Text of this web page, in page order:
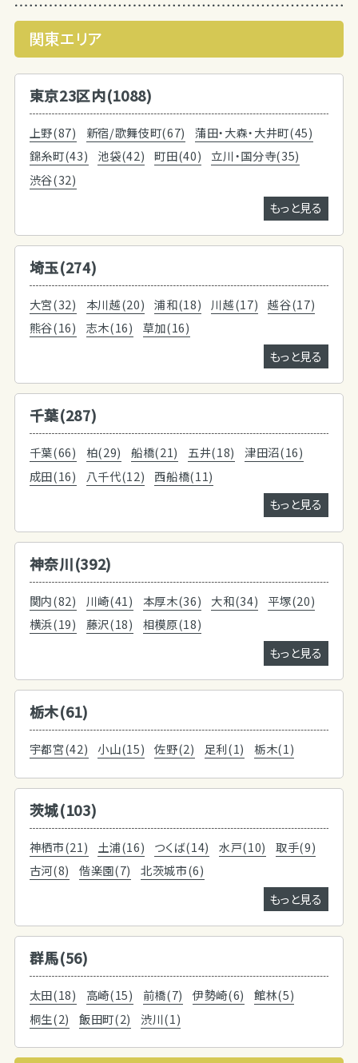
関東エリア
東京23区内(1088)
上野(87) 新宿/歌舞伎町(67)
蒲田・大森・大井町(45)
錦糸町(43)
池袋(42) 町田(40)
立川・国分寺(35)
渋谷(32)
もっと見る
埼玉(274)
大宮(32) 本川越(20) 浦和(18) 川越(17)
越谷(17)
熊谷(16)
志木(16)
草加(16)
もっと見る
千葉(287)
千葉(66) 柏(29) 船橋(21) 五井(18)
津田沼(16)
成田(16)
八千代(12)
西船橋(11)
もっと見る
神奈川(392)
関内(82) 川崎(41) 本厚木(36) 大和(34)
平塚(20)
横浜(19)
藤沢(18)
相模原(18)
もっと見る
栃木(61)
宇都宮(42) 小山(15) 佐野(2) 足利(1) 栃木(1)
茨城(103)
神栖市(21) 土浦(16) つくば(14) 水戸(10)
取手(9)
古河(8)
偕楽園(7)
北茨城市(6)
もっと見る
群馬(56)
太田(18) 高崎(15) 前橋(7) 伊勢崎(6)
館林(5)
桐生(2)
飯田町(2) 渋川(1)